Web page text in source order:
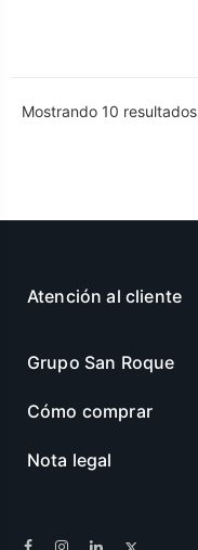
Mostrando 10 resultados
Atención al cliente
Grupo San Roque
Cómo comprar
Nota legal